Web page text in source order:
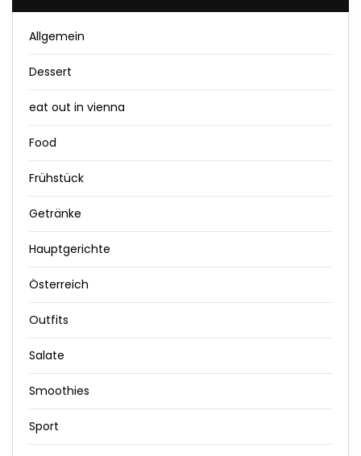
Allgemein
Dessert
eat out in vienna
Food
Frühstück
Getränke
Hauptgerichte
Österreich
Outfits
Salate
Smoothies
Sport